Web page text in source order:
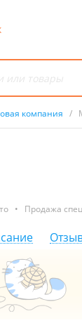
компания /
• Продажа